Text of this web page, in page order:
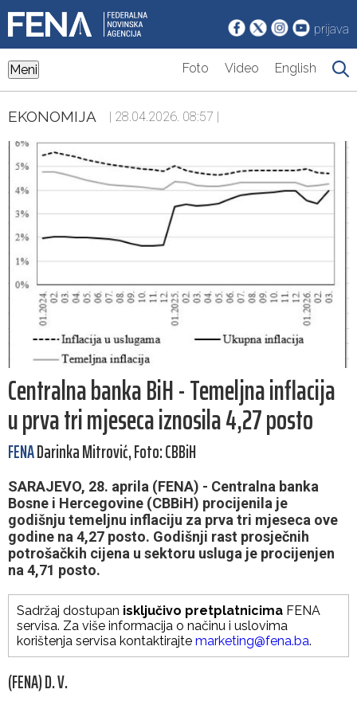
prijava
Meni Foto Video English
EKONOMIJA | 28.04.2026. 08:57 |
Centralna banka BiH - Temeljna inflacija
u prva tri mjeseca iznosila 4,27 posto
FENADarinka Mitrović, Foto: CBBiH
SARAJEVO, 28. aprila (FENA) - Centralna banka
Bosne i Hercegovine (CBBiH) procijenila je
godišnju temeljnu inflaciju za prva tri mjeseca ove
godine na 4,27 posto. Godišnji rast prosječnih
potrošačkih cijena u sektoru usluga je procijenjen
na 4,71 posto.
Sadržaj dostupan isključivo pretplatnicima FENA
servisa. Za više informacija o načinu i uslovima
korištenja servisa kontaktirajte marketing@fena.ba.
(FENA) D. V.